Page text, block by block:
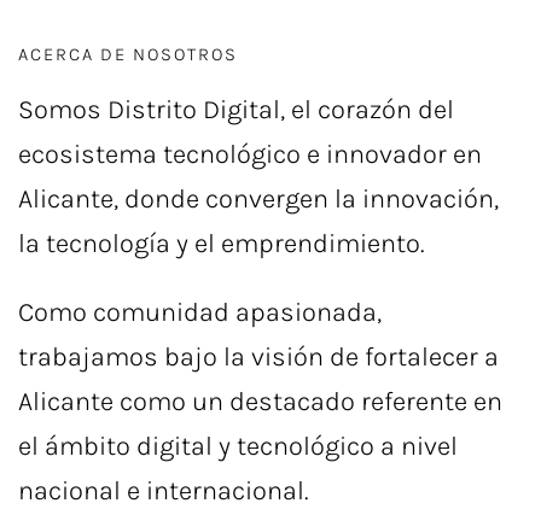
ACERCA DE NOSOTROS
Somos Distrito Digital, el corazón del
ecosistema tecnológico e innovador en
Alicante, donde convergen la innovación,
la tecnología y el emprendimiento.
Como comunidad apasionada,
trabajamos bajo la visión de fortalecer a
Alicante como un destacado referente en
el ámbito digital y tecnológico a nivel
nacional e internacional.